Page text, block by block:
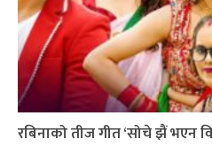
रबिनाको तीज गीत ‘सोचे झैं भएन